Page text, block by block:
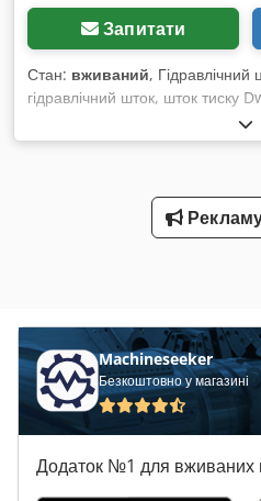
Запитати
Стан: вживаний, Гідравлічний
гідравлічний шток, шток тиску
Діаметр поршня: прибл. 60 мм
- Хід: 138 мм - Кількість: 1 шт. в
Machineseeker
Безкоштовно у магазині
Додаток №1 для